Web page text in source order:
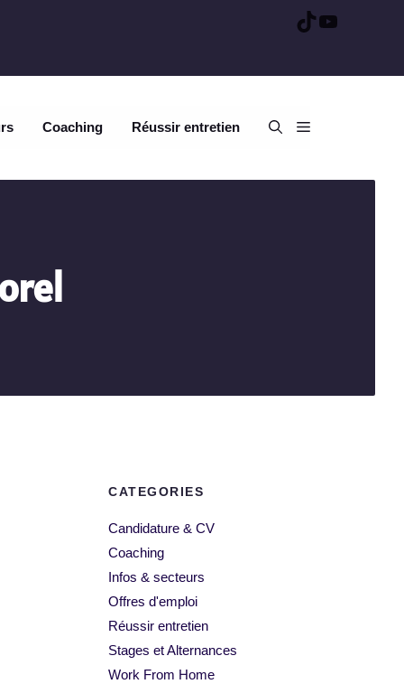
TikTokYouTube
Coaching Réussir entretien
CATEGORIES
Candidature & CV
Coaching
Infos & secteurs
Offres d'emploi
Réussir entretien
Stages et Alternances
Work From Home